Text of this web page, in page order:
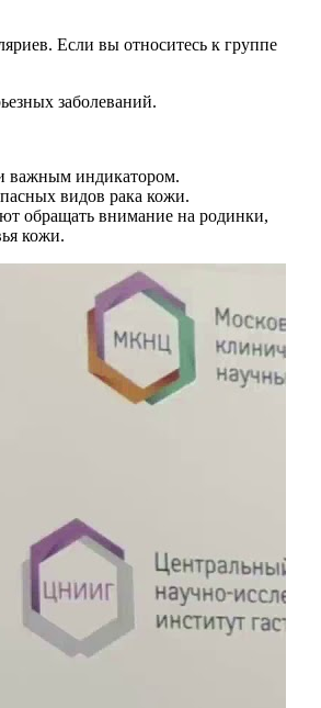
Если вы относитесь к группе
заболеваний.
важным индикатором.
видов рака кожи.
обращать внимание на родинки,
кожи.